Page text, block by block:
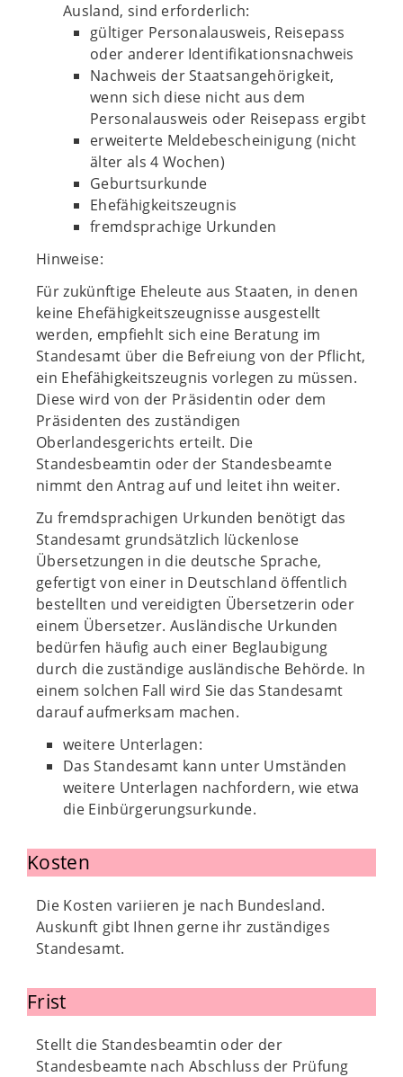
Ausland, sind erforderlich:
gültiger Personalausweis, Reisepass
oder anderer Identifikationsnachweis
Nachweis der Staatsangehörigkeit,
wenn sich diese nicht aus dem
Personalausweis oder Reisepass ergibt
erweiterte Meldebescheinigung (nicht
älter als 4 Wochen)
Geburtsurkunde
Ehefähigkeitszeugnis
fremdsprachige Urkunden
Hinweise:
Für zukünftige Eheleute aus Staaten, in denen
keine Ehefähigkeitszeugnisse ausgestellt
werden, empfiehlt sich eine Beratung im
Standesamt über die Befreiung von der Pflicht,
ein Ehefähigkeitszeugnis vorlegen zu müssen.
Diese wird von der Präsidentin oder dem
Präsidenten des zuständigen
Oberlandesgerichts erteilt. Die
Standesbeamtin oder der Standesbeamte
nimmt den Antrag auf und leitet ihn weiter.
Zu fremdsprachigen Urkunden benötigt das
Standesamt grundsätzlich lückenlose
Übersetzungen in die deutsche Sprache,
gefertigt von einer in Deutschland öffentlich
bestellten und vereidigten Übersetzerin oder
einem Übersetzer. Ausländische Urkunden
bedürfen häufig auch einer Beglaubigung
durch die zuständige ausländische Behörde. In
einem solchen Fall wird Sie das Standesamt
darauf aufmerksam machen.
weitere Unterlagen:
Das Standesamt kann unter Umständen
weitere Unterlagen nachfordern, wie etwa
die Einbürgerungsurkunde.
Kosten
Die Kosten variieren je nach Bundesland.
Auskunft gibt Ihnen gerne ihr zuständiges
Standesamt.
Frist
Stellt die Standesbeamtin oder der
Standesbeamte nach Abschluss der Prüfung